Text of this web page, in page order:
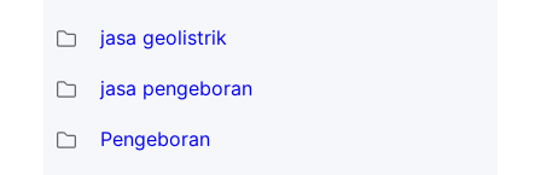
jasa geolistrik
jasa pengeboran
Pengeboran